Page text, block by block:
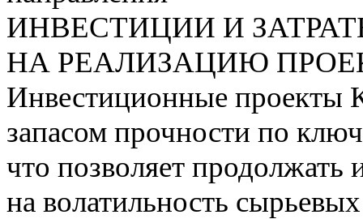
ИНВЕСТИЦИИ И
НА РЕАЛИЗАЦИЮ
Инвестиционные проекты
запасом прочности по
что позволяет продолжать
на волатильность